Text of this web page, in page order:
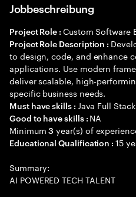
Jobbeschreibung
Project Role : Custom Software
Project Role Description :
to design, code, and enhance
applications. Use modern
deliver scalable, high-
specific business needs.
Must have skills : Java Full
Good to have skills : NA
Minimum3 year(s) of
Educational Qualification :15
Summary:
AI POWERED TECH TALENT